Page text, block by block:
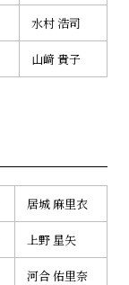
水村 浩司
山﨑 貴子
居城 麻里衣
上野 星矢
河合 佑里奈